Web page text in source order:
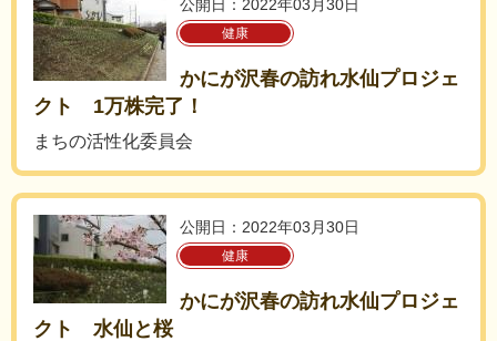
公開日：2022年03月30日
健康
かにが沢春の訪れ水仙プロジェ
クト 1万株完了！
まちの活性化委員会
公開日：2022年03月30日
健康
かにが沢春の訪れ水仙プロジェ
クト 水仙と桜